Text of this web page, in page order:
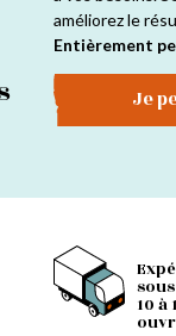
améliorez le
Entièrement
Je
sous
10 à